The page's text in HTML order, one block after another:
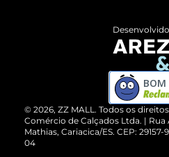
ZZ MALL é confiável
Cartão Presente
Vendas Corporativas
Devolução do Produto
Compre pelo WhatsApp
© 2026, ZZ MALL. Todos os
Comércio de Calçados Ltda. | Rua
Mathias, Cariacica/ES. CEP:
04
BOM